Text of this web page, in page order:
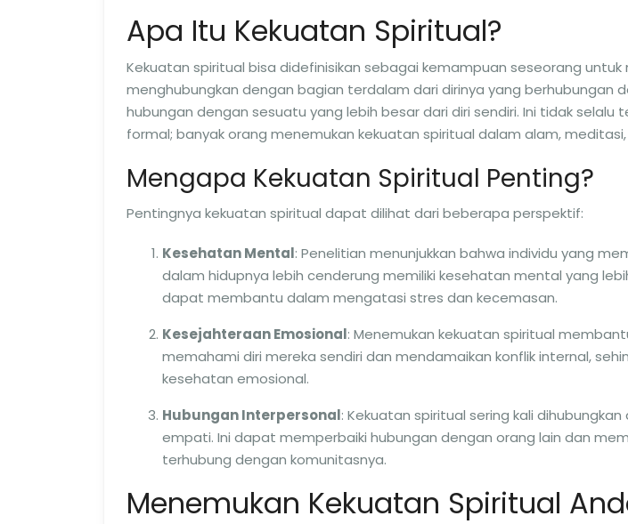
Apa Itu Kekuatan Spiritual?
Kekuatan spiritual bisa didefinisikan sebagai kemampuan seseorang untuk
menghubungkan dengan bagian terdalam dari dirinya yang berhubungan
hubungan dengan sesuatu yang lebih besar dari diri sendiri. Ini tidak selalu
formal; banyak orang menemukan kekuatan spiritual dalam alam,
Mengapa Kekuatan Spiritual Penting?
Pentingnya kekuatan spiritual dapat dilihat dari beberapa perspektif:
Kesehatan Mental: Penelitian menunjukkan bahwa individu yang
dalam hidupnya lebih cenderung memiliki kesehatan mental yang
dapat membantu dalam mengatasi stres dan kecemasan.
Kesejahteraan Emosional: Menemukan kekuatan spiritual
memahami diri mereka sendiri dan mendamaikan konflik internal,
kesehatan emosional.
Hubungan Interpersonal: Kekuatan spiritual sering kali
empati. Ini dapat memperbaiki hubungan dengan orang lain dan
terhubung dengan komunitasnya.
Menemukan Kekuatan Spiritual